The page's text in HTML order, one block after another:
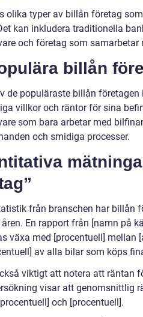
olika typer av billån företag
kan inkludera traditionella
och företag som samarbetar
billån
de populäraste billån
villkor och räntor för sina
som bara arbetar med
och smidiga processer.
från branschen har billån
En rapport från [namn på
växa med [procentuell] mellan
av alla bilar som köps
viktigt att notera att räntan
visar att genomsnittlig
och [procentuell].